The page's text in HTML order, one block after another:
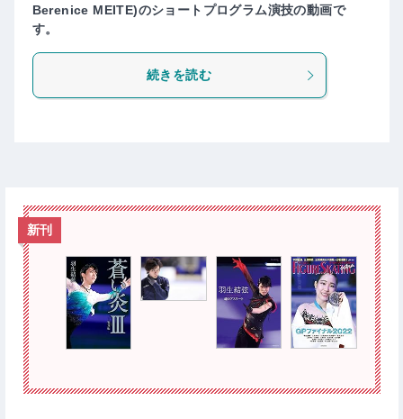
Berenice MEITE)のショートプログラム演技の動画で
す。
続きを読む
新刊